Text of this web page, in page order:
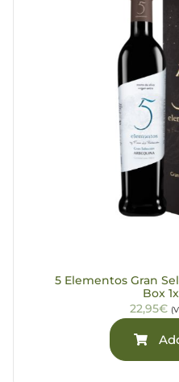
5 Elementos Gran
Box
22,95€